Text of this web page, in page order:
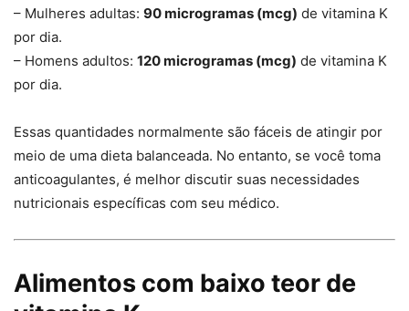
– Mulheres adultas: 90 microgramas (mcg) de vitamina K
por dia.
– Homens adultos: 120 microgramas (mcg) de vitamina K
por dia.
Essas quantidades normalmente são fáceis de atingir por
meio de uma dieta balanceada. No entanto, se você toma
anticoagulantes, é melhor discutir suas necessidades
nutricionais específicas com seu médico.
Alimentos com baixo teor de